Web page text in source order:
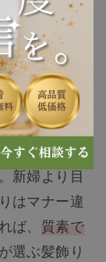
留袖に合う
介してい
たい方は参
新婦より目
はマナー違
、 質素で
選ぶ髪飾り